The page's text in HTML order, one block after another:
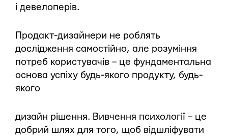
і девелоперів.
Продакт-дизайнери не роблять
дослідження самостійно, але розуміння
потреб користувачів – це фундаментальна
основа успіху будь-якого продукту, будь-
якого
дизайн рішення. Вивчення психології – це
добрий шлях для того, щоб відшліфувати